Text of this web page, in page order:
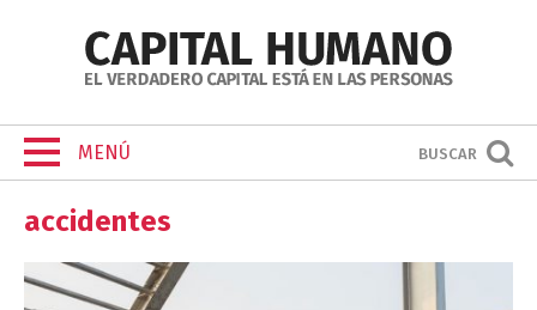
MENÚ BUSCAR
accidentes